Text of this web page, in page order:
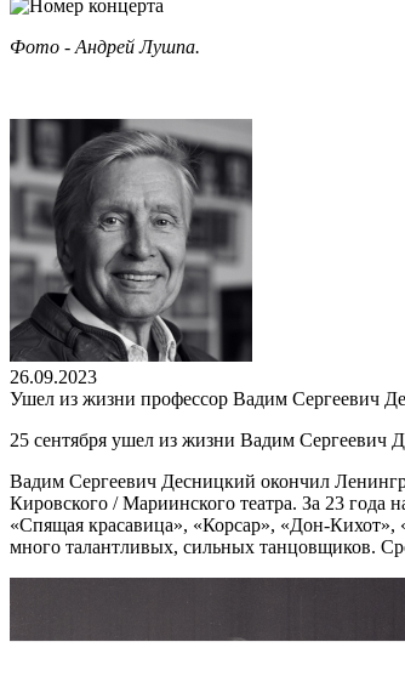
Фото - Андрей Лушпа.
26.09.2023
Ушел из жизни профессор Вадим Сергеевич
25 сентября ушел из жизни Вадим Сергеевич
Вадим Сергеевич Десницкий окончил
Кировского / Мариинского театра. За 23 года
«Спящая красавица», «Корсар», «Дон-
много талантливых, сильных танцовщиков.